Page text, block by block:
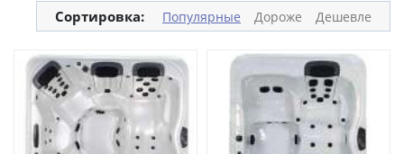
Сортировка: Популярные Дороже Дешевле